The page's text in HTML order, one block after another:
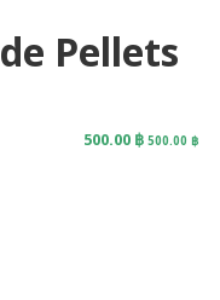
Pellets
500.00 ฿ 500.00฿